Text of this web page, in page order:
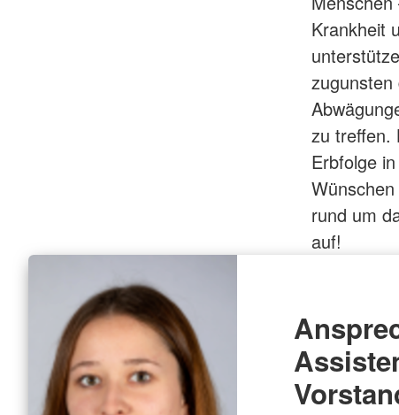
Krankheit
zu treffen.
Erbfolge
rund um
auf!